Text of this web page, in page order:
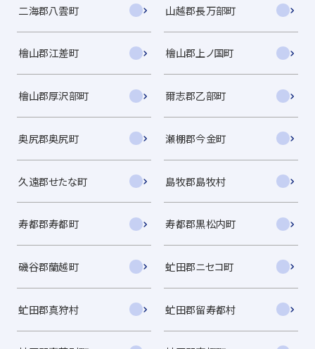
二海郡八雲町 山越郡長万部町
檜山郡江差町 檜山郡上ノ国町
檜山郡厚沢部町 爾志郡乙部町
奥尻郡奥尻町 瀬棚郡今金町
久遠郡せたな町 島牧郡島牧村
寿都郡寿都町 寿都郡黒松内町
磯谷郡蘭越町 虻田郡ニセコ町
虻田郡真狩村 虻田郡留寿都村